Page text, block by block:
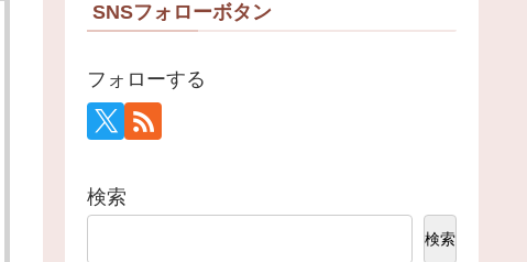
SNSフォローボタン
フォローする
検索
検索